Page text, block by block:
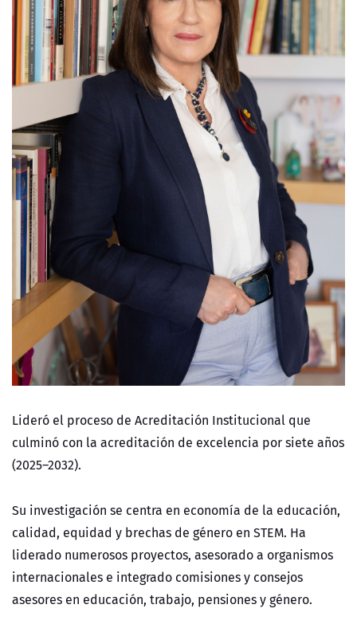
Lideró el proceso de Acreditación Institucional que
culminó con la acreditación de excelencia por siete años
(2025–2032).
Su investigación se centra en economía de la educación,
calidad, equidad y brechas de género en STEM. Ha
liderado numerosos proyectos, asesorado a organismos
internacionales e integrado comisiones y consejos
asesores en educación, trabajo, pensiones y género.